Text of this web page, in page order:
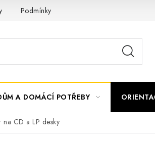
Podmínky ochrany osobních údajů
A DOMÁCÍ POTŘEBY
CD a LP desky